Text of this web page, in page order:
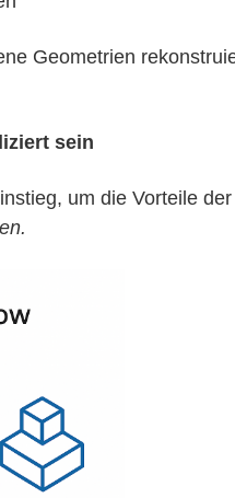
Geometrien
sein
um die Vorteile